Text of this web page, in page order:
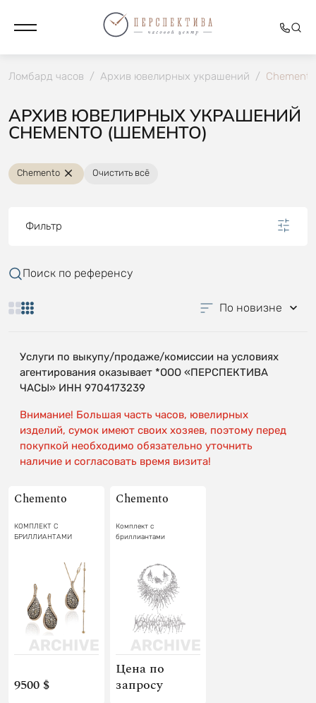
Ломбард часов / Архив ювелирных украшений / Chemento
АРХИВ ЮВЕЛИРНЫХ УКРАШЕНИЙ
CHEMENTO (ШЕМЕНТО)
Chemento Очистить всё
Фильтр
Поиск по референсу
По новизне
Услуги по выкупу/продаже/комиссии на условиях
агентирования оказывает *ООО «ПЕРСПЕКТИВА
ЧАСЫ» ИНН 9704173239
Внимание! Большая часть часов, ювелирных
изделий, сумок имеют своих хозяев, поэтому перед
покупкой необходимо обязательно уточнить
наличие и согласовать время визита!
Chemento
КОМПЛЕКТ С
БРИЛЛИАНТАМИ
9500 $
Chemento
Комплект с
бриллиантами
Цена по
запросу